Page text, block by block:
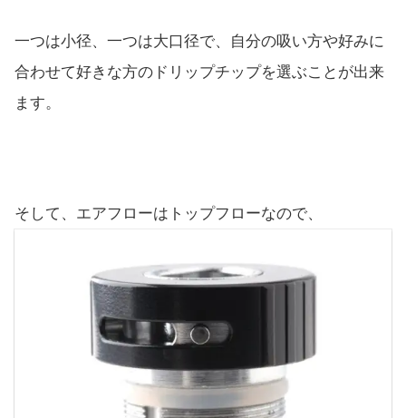
一つは小径、一つは大口径で、自分の吸い方や好みに
合わせて好きな方のドリップチップを選ぶことが出来
ます。
そして、エアフローはトップフローなので、